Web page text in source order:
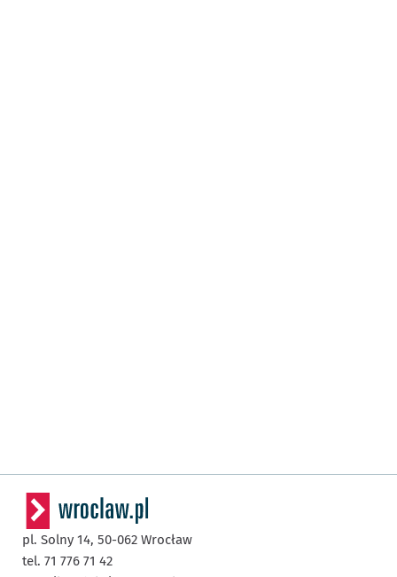
pl. Solny 14, 50-062 Wrocław
tel. 71 776 71 42